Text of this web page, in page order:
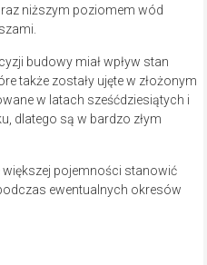
niższym poziomem wód
budowy miał wpływ stan
także zostały ujęte w złożonym
w latach sześćdziesiątych i
dlatego są w bardzo złym
pojemności stanowić
ewentualnych okresów